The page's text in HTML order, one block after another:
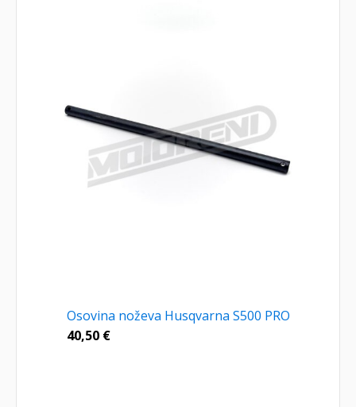
Osovina noževa Husqvarna S500 PRO
40,50 €